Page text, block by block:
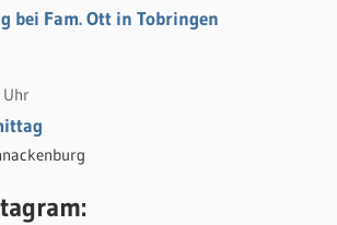
bei Fam. Ott in Tobringen